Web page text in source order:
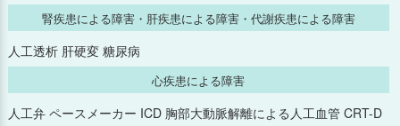
2024年12月
腎疾患による障害・肝疾患による障害・代謝疾患による障害
人工透析 肝硬変 糖尿病
心疾患による障害
人工弁 ペースメーカー ICD 胸部大動脈解離による人工血管 CRT-D